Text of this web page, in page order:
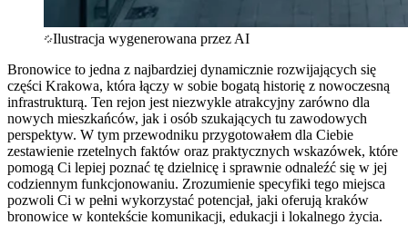
Ilustracja wygenerowana przez AI
Bronowice to jedna z najbardziej dynamicznie rozwijających się
części Krakowa, która łączy w sobie bogatą historię z nowoczesną
infrastrukturą. Ten rejon jest niezwykle atrakcyjny zarówno dla
nowych mieszkańców, jak i osób szukających tu zawodowych
perspektyw. W tym przewodniku przygotowałem dla Ciebie
zestawienie rzetelnych faktów oraz praktycznych wskazówek, które
pomogą Ci lepiej poznać tę dzielnicę i sprawnie odnaleźć się w jej
codziennym funkcjonowaniu. Zrozumienie specyfiki tego miejsca
pozwoli Ci w pełni wykorzystać potencjał, jaki oferują kraków
bronowice w kontekście komunikacji, edukacji i lokalnego życia.